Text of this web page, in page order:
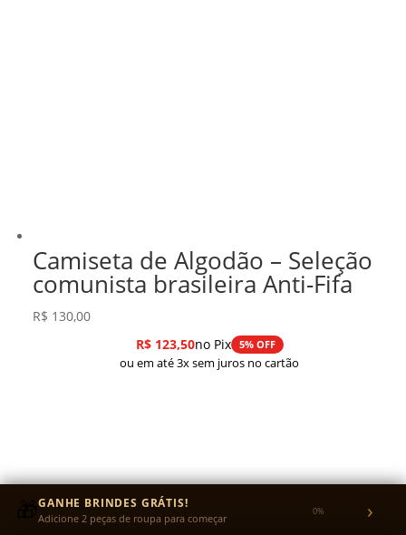
Camiseta de Algodão – Seleção
comunista brasileira Anti-Fifa
R$ 130,00
R$123,50no Pix 5% OFF
ou em até 3x sem juros no cartão
🎁GANHE BRINDES GRÁTIS!
Adicione 2 peças de roupa para começar 0% ›